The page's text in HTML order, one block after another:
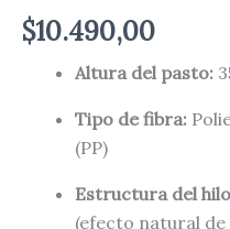
$10.490,00
Altura del pasto:
Tipo de fibra:
(PP)
Estructura del
(efecto natural de